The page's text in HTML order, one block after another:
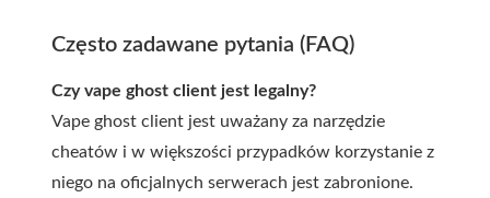
Często zadawane pytania (FAQ)
Czy vape ghost client jest legalny?
Vape ghost client jest uważany za narzędzie
cheatów i w większości przypadków korzystanie z
niego na oficjalnych serwerach jest zabronione.